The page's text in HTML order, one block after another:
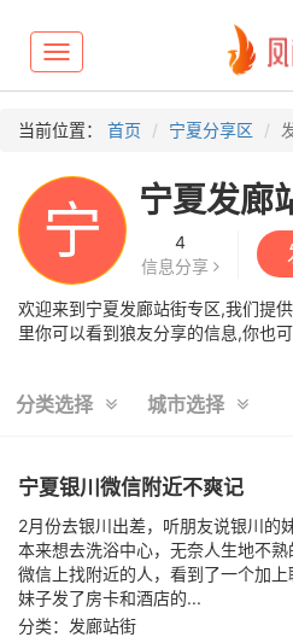
Toggle
navigation
当前位置： 首页 宁夏分享区
宁 宁夏发廊
4
信息分享
欢迎来到宁夏发廊站街专区,我们提
里你可以看到狼友分享的信息,你也
分类选择 城市选择
宁夏银川微信附近不爽记
2月份去银川出差，听朋友说银川的
本来想去洗浴中心，无奈人生地不
微信上找附近的人，看到了一个加
妹子发了房卡和酒店的...
分类：发廊站街